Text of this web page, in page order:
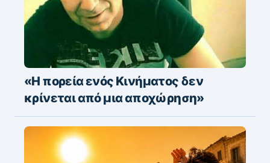
«Η πορεία ενός Κινήματος δεν
κρίνεται από μια αποχώρηση»